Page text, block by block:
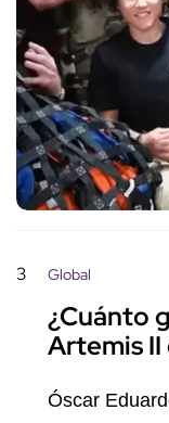
3 Global
¿Cuánto
Artemis II
Óscar